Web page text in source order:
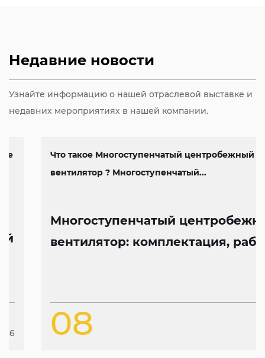
Недавние новости
Узнайте информацию о нашей отраслевой выставке и
недавних мероприятиях в нашей компании.
Многоступенчатый центробежный
вентилятор: комплектация, работа
Что такое Многоступенчатый центробежный
вентилятор ? Многоступенчатый...
08